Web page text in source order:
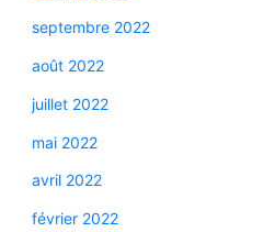
septembre 2022
août 2022
juillet 2022
mai 2022
avril 2022
février 2022